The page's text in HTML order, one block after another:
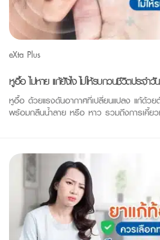
eXta Plus
หูอื้อ ไม่หาย แก้ยังไง ไม่ให้รบกวนชีวิตประจำวัน
หูอื้อ ด้วยแรงดันอากาศที่เปลี่ยนแปลง แก้ด้ว
พร้อมกลืนน้ำลาย หรือ หาว รวมถึงการเคี้ย